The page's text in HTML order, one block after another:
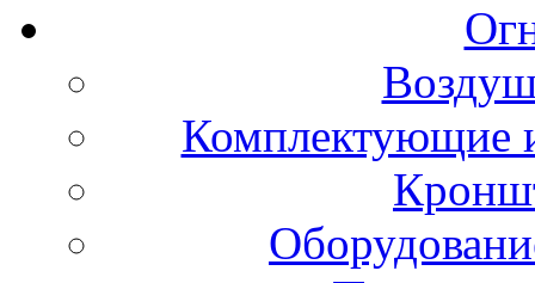
Комплектующие